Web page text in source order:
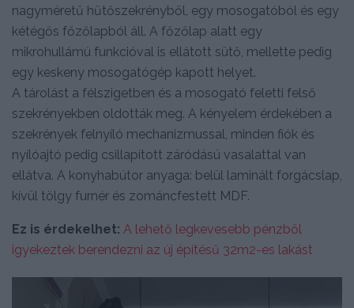
nagyméretű hűtőszekrényből, egy mosogatóból és egy
kétégős főzőlapból áll. A főzőlap alatt egy
mikrohullámú funkcióval is ellátott sütő, mellette pedig
egy keskeny mosogatógép kapott helyet.
A tárolást a félszigetben és a mosogató feletti felső
szekrényekben oldották meg. A kényelem érdekében a
szekrények felnyíló mechanizmussal, minden fiók és
nyílóajtó pedig csillapított záródású vasalattal van
ellátva. A konyhabútor anyaga: belül laminált forgácslap,
kívül tölgy furnér és zománcfestett MDF.
Ez is érdekelhet: A lehető legkevesebb pénzből
igyekeztek berendezni az új építésű 32m2-es lakást